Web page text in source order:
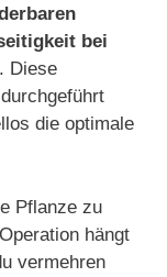
bei
. Diese
die optimale
Pflanze zu
hängt
vermehren